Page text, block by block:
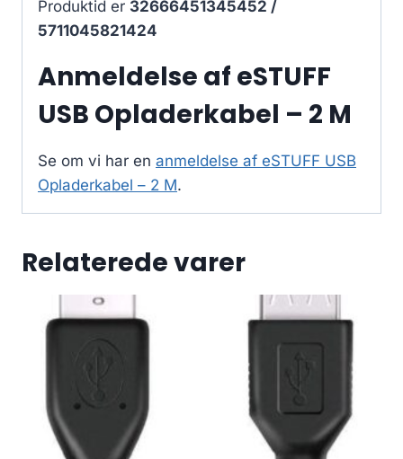
Produktid er 32666451345452 /
5711045821424
Anmeldelse af eSTUFF
USB Opladerkabel – 2 M
Se om vi har en anmeldelse af eSTUFF USB
Opladerkabel – 2 M.
Relaterede varer